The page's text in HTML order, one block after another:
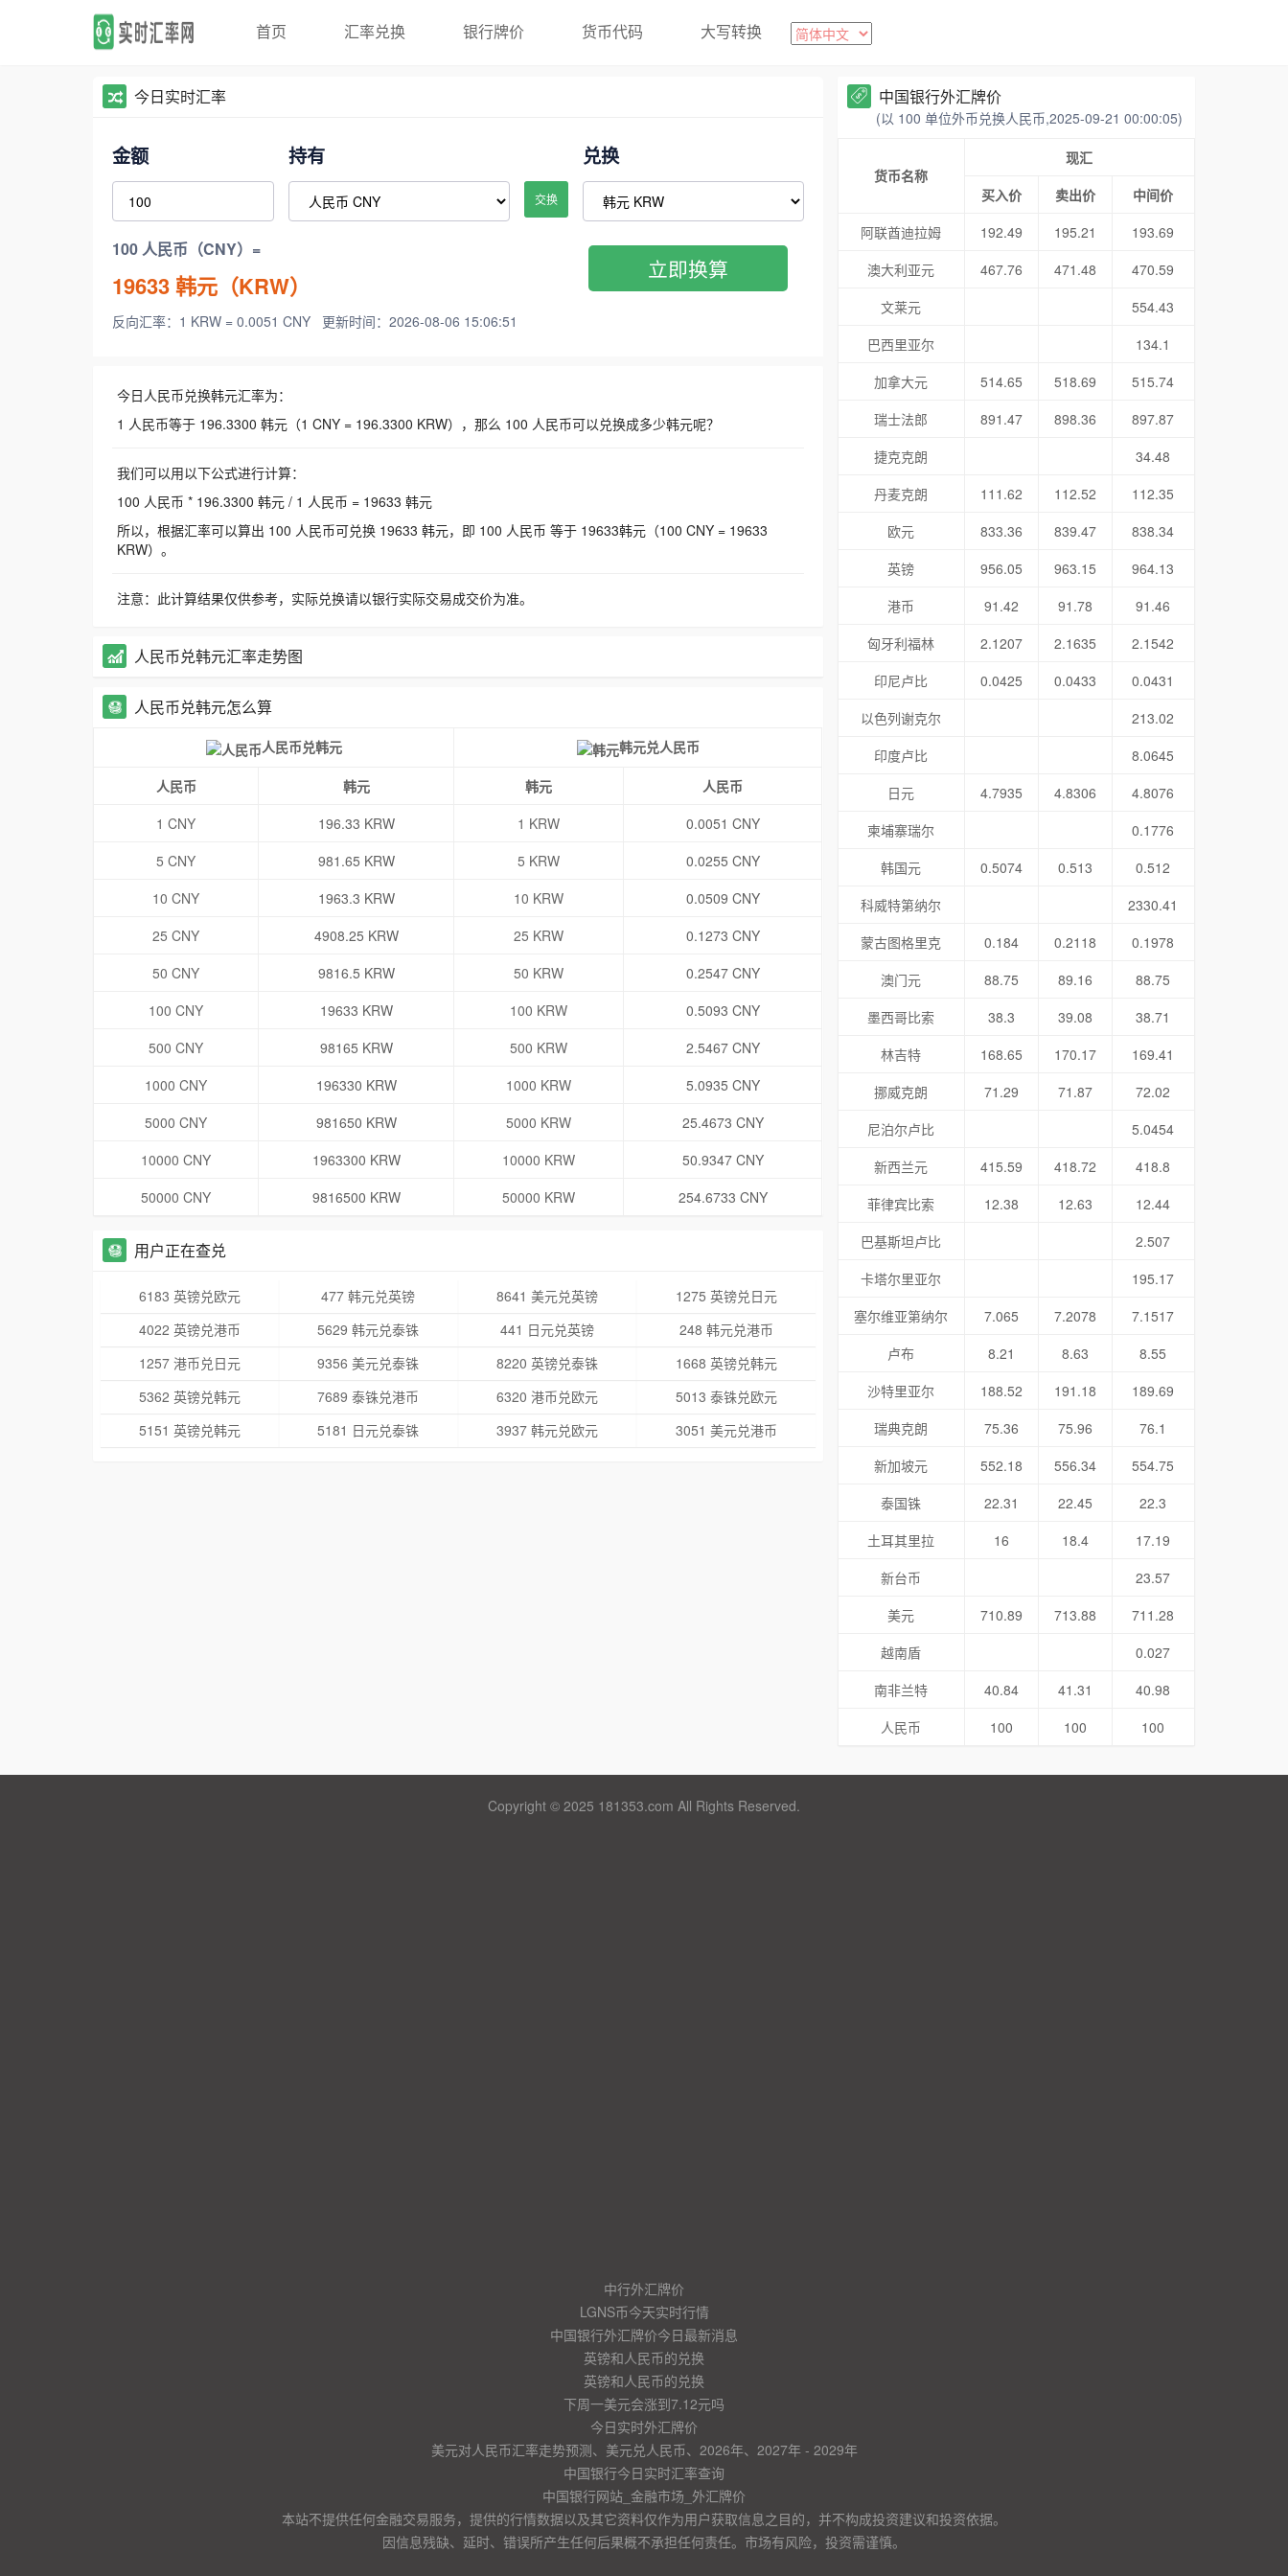
首页 汇率兑换 银行牌价 货币代码 大写转换
今日实时汇率
金额 持有
交换
兑换
100 人民币（CNY）=
19633韩元（KRW）
反向汇率：1 KRW = 0.0051 CNY 更新时间：2026-08-06 15:06:51
立即换算
今日人民币兑换韩元汇率为：
1 人民币等于 196.3300 韩元（1 CNY = 196.3300 KRW），那么 100 人民币可以兑换成多少韩元呢？
我们可以用以下公式进行计算：
100 人民币 * 196.3300 韩元 / 1 人民币 = 19633 韩元
所以，根据汇率可以算出 100 人民币可兑换 19633 韩元，即 100 人民币 等于 19633韩元（100 CNY = 19633
KRW）。
注意：此计算结果仅供参考，实际兑换请以银行实际交易成交价为准。
人民币兑韩元汇率走势图
人民币兑韩元怎么算
人民币兑韩元 韩元兑人民币
人民币 韩元 韩元
人民币
1 CNY
196.33 KRW 1 KRW
0.0051 CNY
5 CNY
981.65 KRW 5 KRW
0.0255 CNY
10 CNY
1963.3 KRW 10 KRW
0.0509 CNY
25 CNY
4908.25 KRW 25 KRW
0.1273 CNY
50 CNY
9816.5 KRW 50 KRW
0.2547 CNY
100 CNY
19633 KRW 100 KRW
0.5093 CNY
500 CNY
98165 KRW 500 KRW
2.5467 CNY
1000 CNY
196330 KRW 1000 KRW
5.0935 CNY
5000 CNY
981650 KRW 5000 KRW
25.4673 CNY
10000 CNY
1963300 KRW 10000 KRW
50.9347 CNY
50000 CNY
9816500 KRW 50000 KRW 254.6733 CNY
用户正在查兑
6183 英镑兑欧元 477 韩元兑英镑 8641 美元兑英镑
1275 英镑兑日元
4022 英镑兑港币
5629 韩元兑泰铢 441 日元兑英镑
248 韩元兑港币
1257 港币兑日元
9356 美元兑泰铢 8220 英镑兑泰铢
1668 英镑兑韩元
5362 英镑兑韩元
7689 泰铢兑港币 6320 港币兑欧元
5013 泰铢兑欧元
5151 英镑兑韩元
5181 日元兑泰铢 3937 韩元兑欧元 3051 美元兑港币
中国银行外汇牌价
(以 100 单位外币兑换人民币,2025-09-21 00:00:05)
货币名称
现汇
买入价
卖出价
中间价
阿联酋迪拉姆
192.49 195.21
193.69
澳大利亚元
467.76 471.48
470.59
文莱元
554.43
巴西里亚尔
134.1
加拿大元
514.65 518.69
515.74
瑞士法郎
891.47 898.36
897.87
捷克克朗
34.48
丹麦克朗
111.62 112.52
112.35
欧元
833.36 839.47
838.34
英镑
956.05 963.15
964.13
港币
91.42 91.78
91.46
匈牙利福林
2.1207 2.1635
2.1542
印尼卢比
0.0425 0.0433
0.0431
以色列谢克尔
213.02
印度卢比
8.0645
日元
4.7935 4.8306
4.8076
柬埔寨瑞尔
0.1776
韩国元
0.5074 0.513
0.512
科威特第纳尔
2330.41
蒙古图格里克
0.184 0.2118
0.1978
澳门元
88.75 89.16
88.75
墨西哥比索
38.3 39.08
38.71
林吉特
168.65 170.17
169.41
挪威克朗
71.29 71.87
72.02
尼泊尔卢比
5.0454
新西兰元
415.59 418.72
418.8
菲律宾比索
12.38 12.63
12.44
巴基斯坦卢比
2.507
卡塔尔里亚尔
195.17
塞尔维亚第纳尔
7.065 7.2078
7.1517
卢布
8.21 8.63
8.55
沙特里亚尔
188.52 191.18
189.69
瑞典克朗
75.36 75.96
76.1
新加坡元
552.18 556.34
554.75
泰国铢
22.31 22.45
22.3
土耳其里拉
16 18.4
17.19
新台币
23.57
美元
710.89 713.88
711.28
越南盾
0.027
南非兰特
40.84 41.31
40.98
人民币
100 100 100
Copyright © 2025 181353.com All Rights Reserved.
中行外汇牌价
LGNS币今天实时行情
中国银行外汇牌价今日最新消息
英镑和人民币的兑换
英镑和人民币的兑换
下周一美元会涨到7.12元吗
今日实时外汇牌价
美元对人民币汇率走势预测、美元兑人民币、2026年、2027年 - 2029年
中国银行今日实时汇率查询
中国银行网站_金融市场_外汇牌价
本站不提供任何金融交易服务，提供的行情数据以及其它资料仅作为用户获取信息之目的，并不构成投资建议和投资依据。
因信息残缺、延时、错误所产生任何后果概不承担任何责任。市场有风险，投资需谨慎。